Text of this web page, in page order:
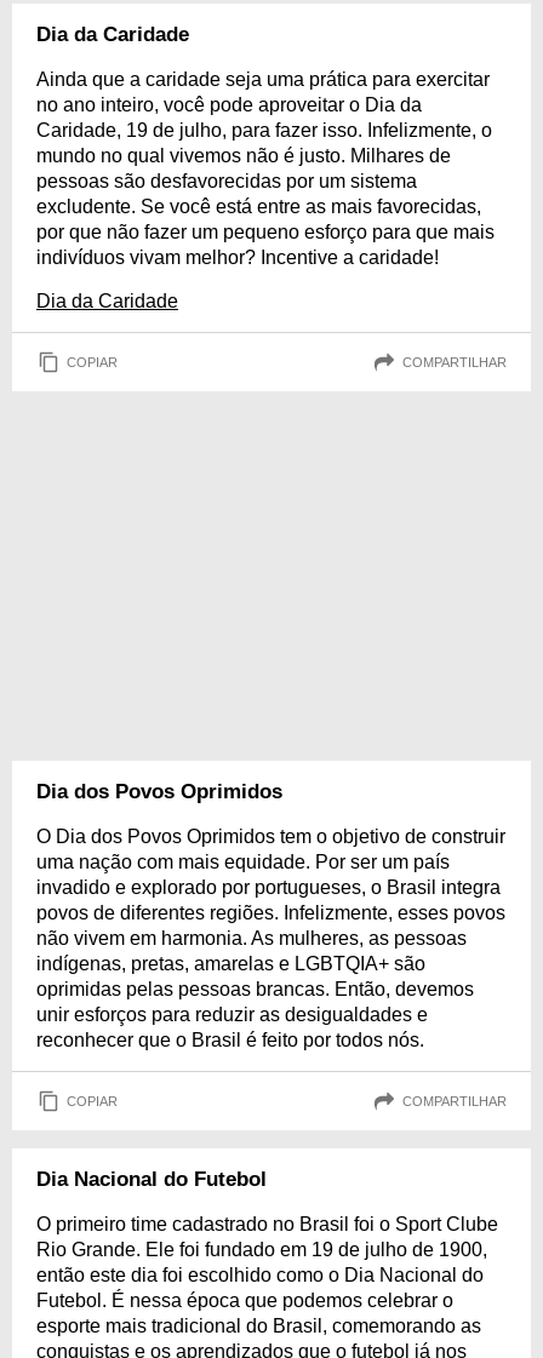
Dia da Caridade
Ainda que a caridade seja uma prática para exercitar
no ano inteiro, você pode aproveitar o Dia da
Caridade, 19 de julho, para fazer isso. Infelizmente, o
mundo no qual vivemos não é justo. Milhares de
pessoas são desfavorecidas por um sistema
excludente. Se você está entre as mais favorecidas,
por que não fazer um pequeno esforço para que mais
indivíduos vivam melhor? Incentive a caridade!
Dia da Caridade
COPIAR COMPARTILHAR
Dia dos Povos Oprimidos
O Dia dos Povos Oprimidos tem o objetivo de construir
uma nação com mais equidade. Por ser um país
invadido e explorado por portugueses, o Brasil integra
povos de diferentes regiões. Infelizmente, esses povos
não vivem em harmonia. As mulheres, as pessoas
indígenas, pretas, amarelas e LGBTQIA+ são
oprimidas pelas pessoas brancas. Então, devemos
unir esforços para reduzir as desigualdades e
reconhecer que o Brasil é feito por todos nós.
COPIAR COMPARTILHAR
Dia Nacional do Futebol
O primeiro time cadastrado no Brasil foi o Sport Clube
Rio Grande. Ele foi fundado em 19 de julho de 1900,
então este dia foi escolhido como o Dia Nacional do
Futebol. É nessa época que podemos celebrar o
esporte mais tradicional do Brasil, comemorando as
conquistas e os aprendizados que o futebol já nos